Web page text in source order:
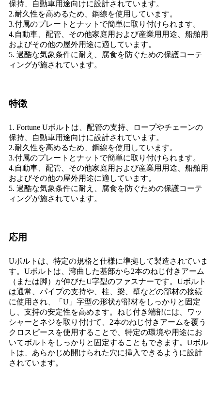
保持、自動車用途向けに設計されています。
2.耐久性を高めるため、鋼線を使用しています。
3.付属のプレートとナットで簡単に取り付けられます。
4.自動車、配管、その他家庭用および産業用用途、船舶用
およびその他の屋外用途に適しています。
5. 過酷な気象条件に耐え、腐食を防ぐための保護コーテ
ィングが施されています。
特徴
1. Fortune Uボルトは、配管の支持、ロープやチェーンの
保持、自動車用途向けに設計されています。
2.耐久性を高めるため、鋼線を使用しています。
3.付属のプレートとナットで簡単に取り付けられます。
4.自動車、配管、その他家庭用および産業用用途、船舶用
およびその他の屋外用途に適しています。
5. 過酷な気象条件に耐え、腐食を防ぐための保護コーテ
ィングが施されています。
応用
Uボルトは、特定の規格と仕様に準拠して製造されていま
す。Uボルトは、湾曲した基部から2本のねじ付きアーム
（または脚）が伸びたU字型のファスナーです。Uボルト
は通常、パイプの支持や、柱、梁、壁などの部材の接続
に使用され、「U」字型の形状が部材をしっかりと固定
し、支持の安定性を高めます。ねじ付き端部には、ワッ
シャーとネジを取り付けて、2本のねじ付きアームを覆う
クロスピースを使用することで、特定の環境や用途にお
いてボルトをしっかりと固定することもできます。Uボル
トは、あらかじめ開けられた穴に挿入できるように設計
されています。